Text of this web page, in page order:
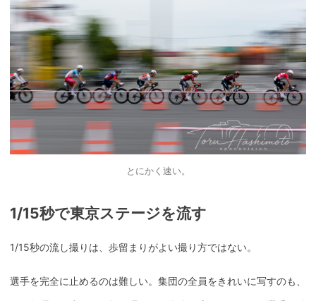
とにかく速い。
1/15秒で東京ステージを流す
1/15秒の流し撮りは、歩留まりがよい撮り方ではない。
選手を完全に止めるのは難しい。集団の全員をきれいに写すのも、